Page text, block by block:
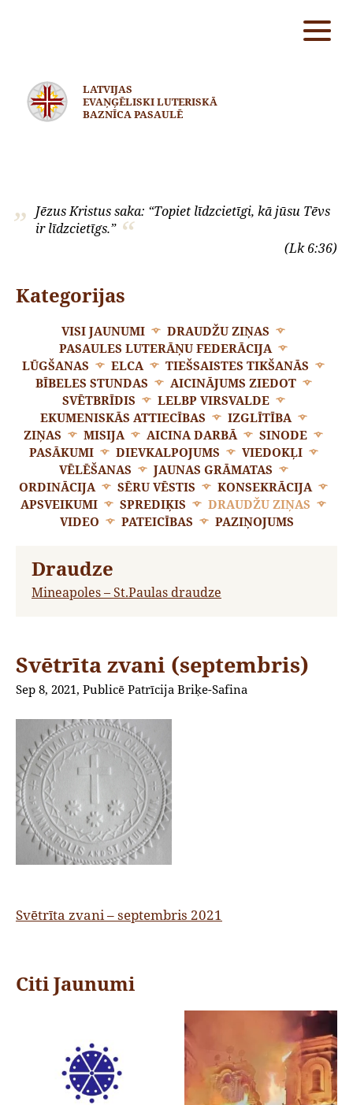
LATVIJAS
EVAŅĢĒLISKI LUTERISKĀ
BAZNĪCA PASAULĒ
Jēzus Kristus saka: “Topiet līdzcietīgi, kā jūsu Tēvs
ir līdzcietīgs.”
(Lk 6:36)
Kategorijas
VISI JAUNUMI
DRAUDŽU ZIŅAS
PASAULES LUTERĀŅU FEDERĀCIJA
LŪGŠANAS
ELCA
TIEŠSAISTES TIKŠANĀS
BĪBELES STUNDAS
AICINĀJUMS ZIEDOT
SVĒTBRĪDIS
LELBP VIRSVALDE
EKUMENISKĀS ATTIECĪBAS
IZGLĪTĪBA
ZIŅAS
MISIJA AICINA DARBĀ
SINODE
PASĀKUMI
DIEVKALPOJUMS
VIEDOKĻI
VĒLĒŠANAS
JAUNAS GRĀMATAS
ORDINĀCIJA
SĒRU VĒSTIS
KONSEKRĀCIJA
APSVEIKUMI
SPREDIĶIS
DRAUDŽU ZIŅAS
VIDEO
PATEICĪBAS PAZIŅOJUMS
Draudze
Mineapoles – St.Paulas draudze
Svētrīta zvani (septembris)
Sep 8, 2021, Publicē Patrīcija Briķe-Safina
Svētrīta zvani – septembris 2021
Citi Jaunumi